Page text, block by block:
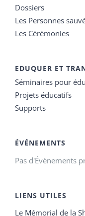
Dossiers
Les Personnes
Les Cérémonies
EDUQUER ET
Séminaires pour
Projets éducatifs
Supports
ÉVÉNEMENTS
Pas d'Évènements
LIENS UTILES
Le Mémorial de la